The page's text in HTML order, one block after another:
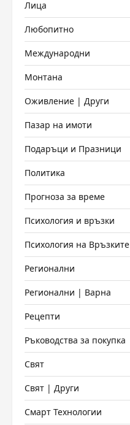
Лица
Любопитно
Международни
Монтана
Оживление | Други
Пазар на имоти
Подаръци и Празници
Политика
Прогноза за време
Психология и връзки
Психология на Връзките
Регионални
Регионални | Варна
Рецепти
Ръководства за покупка
Свят
Свят | Други
Смарт Технологии